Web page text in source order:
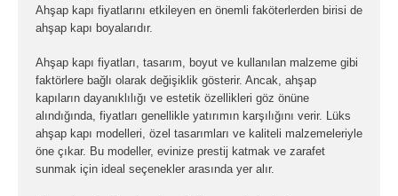
Ahşap kapı fiyatlarını etkileyen en önemli faköterlerden birisi de
ahşap kapı boyalarıdır.
Ahşap kapı fiyatları, tasarım, boyut ve kullanılan malzeme gibi
faktörlere bağlı olarak değişiklik gösterir. Ancak, ahşap
kapıların dayanıklılığı ve estetik özellikleri göz önüne
alındığında, fiyatları genellikle yatırımın karşılığını verir. Lüks
ahşap kapı modelleri, özel tasarımları ve kaliteli malzemeleriyle
öne çıkar. Bu modeller, evinize prestij katmak ve zarafet
sunmak için ideal seçenekler arasında yer alır.